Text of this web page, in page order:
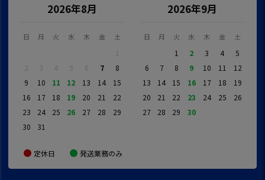
2026年8月
日 月 火 水 木 金 土
1
2
3 4 5 6 7
8
9
10 11 12 13 14
15
16
17 18 19 20 21
22
23
24 25 26 27 28
29
30
31
2026年9月
日 月 火 水 木 金 土
1 2 3 4
5
6
7 8 9 10 11
12
13
14 15 16 17 18
19
20
21 22 23 24 25
26
27
28 29 30
定休日 発送業務のみ